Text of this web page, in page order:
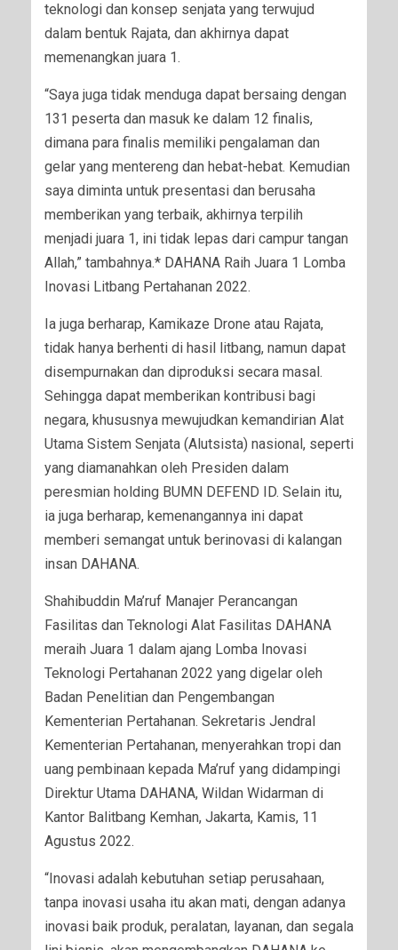
teknologi dan konsep senjata yang terwujud
dalam bentuk Rajata, dan akhirnya dapat
memenangkan juara 1.
“Saya juga tidak menduga dapat bersaing dengan
131 peserta dan masuk ke dalam 12 finalis,
dimana para finalis memiliki pengalaman dan
gelar yang mentereng dan hebat-hebat. Kemudian
saya diminta untuk presentasi dan berusaha
memberikan yang terbaik, akhirnya terpilih
menjadi juara 1, ini tidak lepas dari campur tangan
Allah,” tambahnya.* DAHANA Raih Juara 1 Lomba
Inovasi Litbang Pertahanan 2022.
Ia juga berharap, Kamikaze Drone atau Rajata,
tidak hanya berhenti di hasil litbang, namun dapat
disempurnakan dan diproduksi secara masal.
Sehingga dapat memberikan kontribusi bagi
negara, khususnya mewujudkan kemandirian Alat
Utama Sistem Senjata (Alutsista) nasional, seperti
yang diamanahkan oleh Presiden dalam
peresmian holding BUMN DEFEND ID. Selain itu,
ia juga berharap, kemenangannya ini dapat
memberi semangat untuk berinovasi di kalangan
insan DAHANA.
Shahibuddin Ma’ruf Manajer Perancangan
Fasilitas dan Teknologi Alat Fasilitas DAHANA
meraih Juara 1 dalam ajang Lomba Inovasi
Teknologi Pertahanan 2022 yang digelar oleh
Badan Penelitian dan Pengembangan
Kementerian Pertahanan. Sekretaris Jendral
Kementerian Pertahanan, menyerahkan tropi dan
uang pembinaan kepada Ma’ruf yang didampingi
Direktur Utama DAHANA, Wildan Widarman di
Kantor Balitbang Kemhan, Jakarta, Kamis, 11
Agustus 2022.
“Inovasi adalah kebutuhan setiap perusahaan,
tanpa inovasi usaha itu akan mati, dengan adanya
inovasi baik produk, peralatan, layanan, dan segala